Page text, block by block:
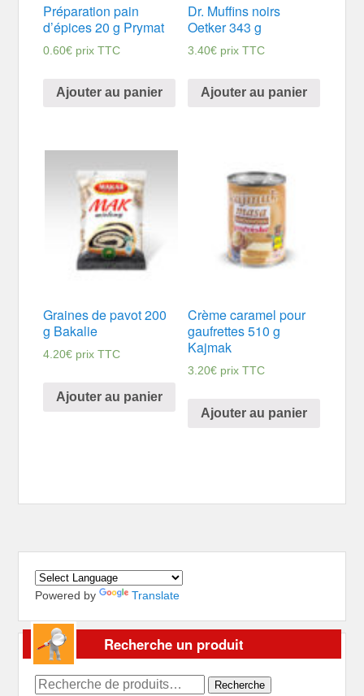
Préparation pain
d’épices 20 g Prymat
0.60€ prix TTC
Ajouter au panier
Dr. Muffins noirs
Oetker 343 g
3.40€ prix TTC
Ajouter au panier
Graines de pavot 200
g Bakalie
4.20€ prix TTC
Ajouter au panier
Crème caramel pour
gaufrettes 510 g
Kajmak
3.20€ prix TTC
Ajouter au panier
Powered by Translate
Recherche un produit
Recherche
Recherche